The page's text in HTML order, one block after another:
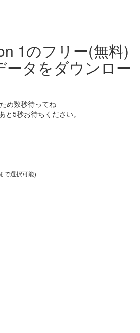
1のフリー(無料)
タをダウンロー
と5秒お待ちください。
で選択可能)